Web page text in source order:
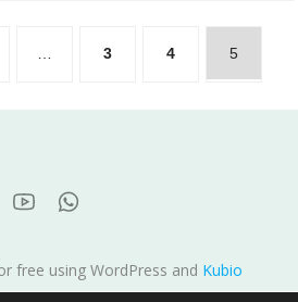
3 4 5
free using WordPress and Kubio